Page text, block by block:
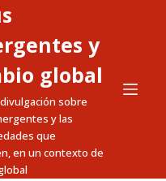
y
global
sobre
y las
que
en un contexto de